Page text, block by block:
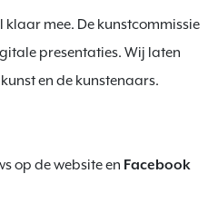
mee. De kunstcommissie
presentaties. Wij laten
en de kunstenaars.
op de website en Facebook